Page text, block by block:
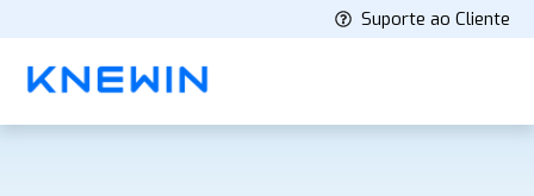
Suporte ao Cliente